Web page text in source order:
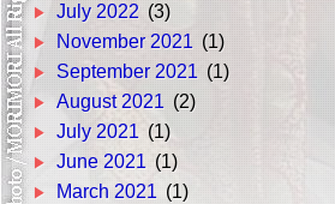
July 2022 (3)
November 2021 (1)
September 2021 (1)
August 2021 (2)
July 2021 (1)
June 2021 (1)
March 2021 (1)